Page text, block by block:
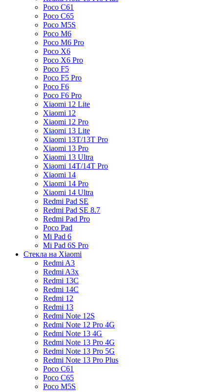
Poco C61
Poco C65
Poco M5S
Poco M6
Poco M6 Pro
Poco X6
Poco X6 Pro
Poco F5
Poco F5 Pro
Poco F6
Poco F6 Pro
Xiaomi 12 Lite
Xiaomi 12
Xiaomi 12 Pro
Xiaomi 13 Lite
Xiaomi 13T/13T Pro
Xiaomi 13 Pro
Xiaomi 13 Ultra
Xiaomi 14T/14T Pro
Xiaomi 14
Xiaomi 14 Pro
Xiaomi 14 Ultra
Redmi Pad SE
Redmi Pad SE 8.7
Redmi Pad Pro
Poco Pad
Mi Pad 6
Mi Pad 6S Pro
Стекла на Xiaomi
Redmi A3
Redmi A3x
Redmi 13C
Redmi 14C
Redmi 12
Redmi 13
Redmi Note 12S
Redmi Note 12 Pro 4G
Redmi Note 13 4G
Redmi Note 13 Pro 4G
Redmi Note 13 Pro 5G
Redmi Note 13 Pro Plus
Poco C61
Poco C65
Poco M5S